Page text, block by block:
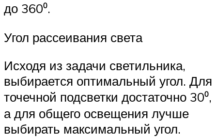
до 360⁰.
Угол рассеивания света
Исходя из задачи светильника,
выбирается оптимальный угол. Для
точечной подсветки достаточно 30⁰,
а для общего освещения лучше
выбирать максимальный угол.